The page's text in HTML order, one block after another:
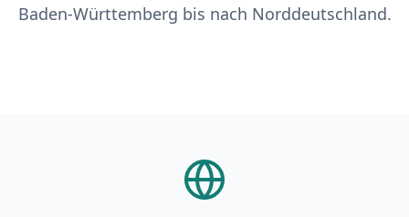
Baden-Württemberg bis nach Norddeutschland.